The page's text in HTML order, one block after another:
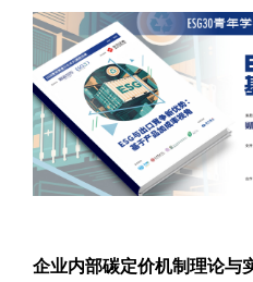
企业内部碳定价机制理论与